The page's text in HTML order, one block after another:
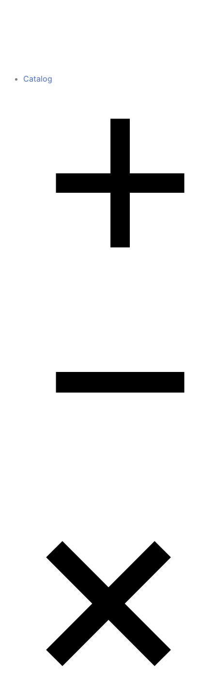
Catalog